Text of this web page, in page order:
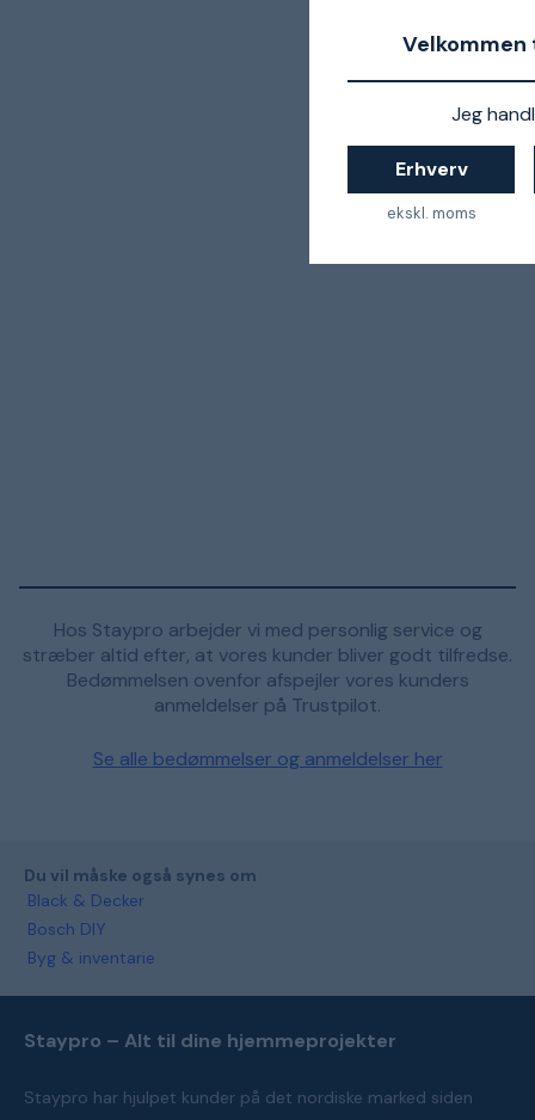
Jeg
Erhverv
ekskl. moms
Hos Staypro arbejder vi med personlig service og
stræber altid efter, at vores kunder bliver godt tilfredse.
Bedømmelsen ovenfor afspejler vores kunders
anmeldelser på Trustpilot.
Se alle bedømmelser og anmeldelser her
Du vil måske også synes om
Black & Decker
Bosch DIY
Byg & inventarie
Staypro – Alt til dine hjemmeprojekter
Staypro har hjulpet kunder på det nordiske marked siden